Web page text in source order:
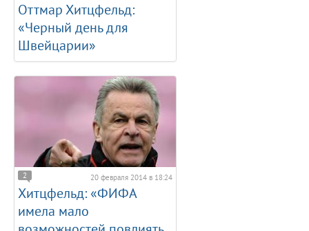
Оттмар Хитцфельд:
«Черный день для
Швейцарии»
2 20 февраля 2014 в 18:24
Хитцфельд: «ФИФА
имела мало